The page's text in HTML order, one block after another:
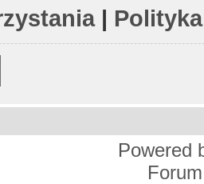
|
Powered